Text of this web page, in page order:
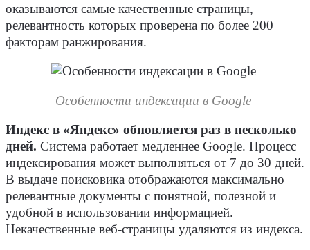
оказываются самые качественные страницы,
релевантность которых проверена по более 200
факторам ранжирования.
Особенности индексации в Google
Индекс в «Яндекс» обновляется раз в несколько
дней. Система работает медленнее Google. Процесс
индексирования может выполняться от 7 до 30 дней.
В выдаче поисковика отображаются максимально
релевантные документы с понятной, полезной и
удобной в использовании информацией.
Некачественные веб-страницы удаляются из индекса.